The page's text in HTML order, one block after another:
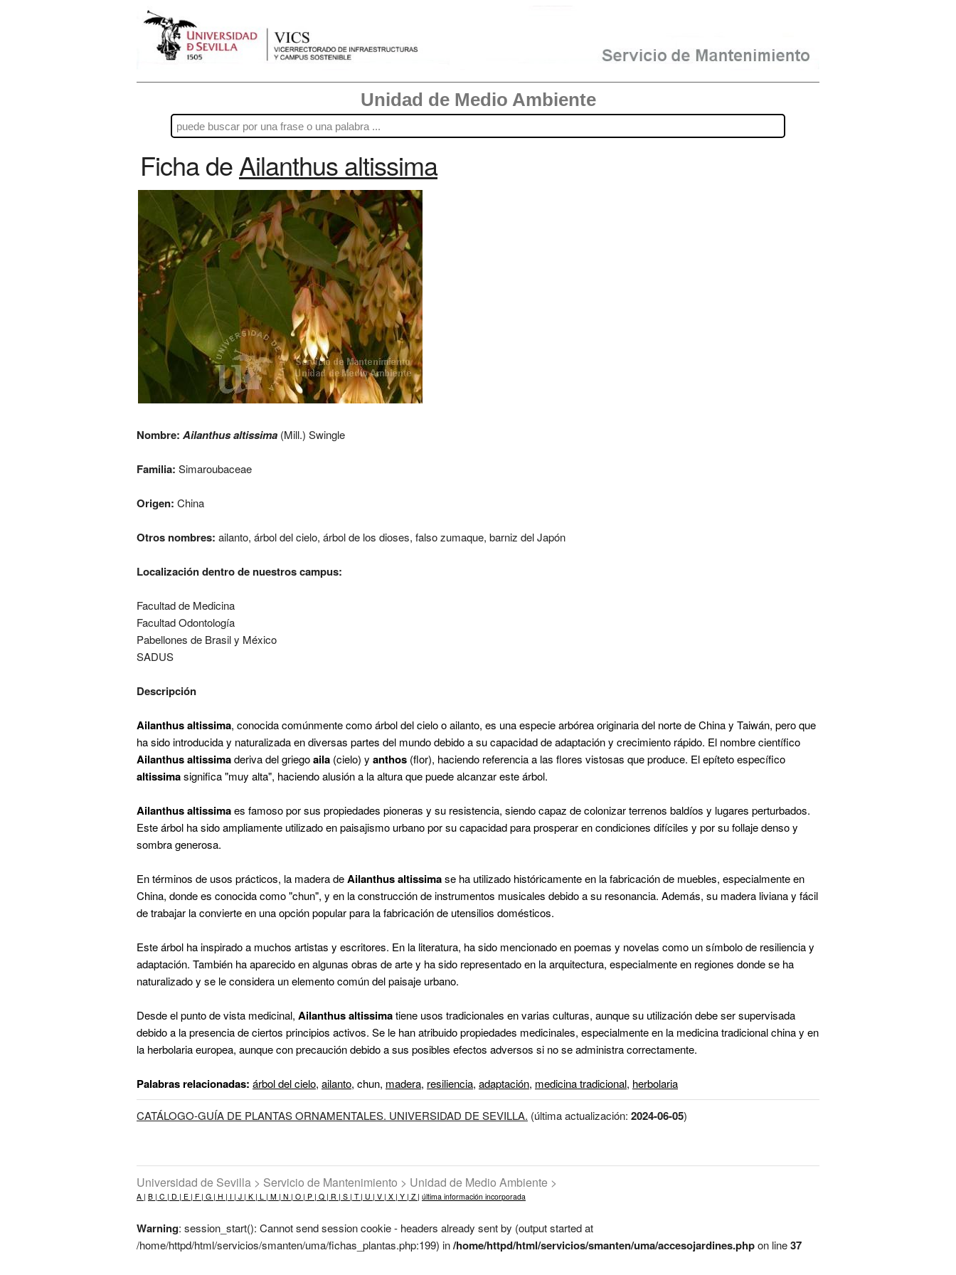
Unidad de Medio Ambiente
Ficha deAilanthus altissima
Nombre: Ailanthus altissima (Mill.) Swingle
Familia: Simaroubaceae
Origen: China
Otros nombres: ailanto, árbol del cielo, árbol de los dioses, falso zumaque, barniz del Japón
Localización dentro de nuestros campus:
Facultad de Medicina
Facultad Odontología
Pabellones de Brasil y México
SADUS
Descripción
Ailanthus altissima, conocida comúnmente como árbol del cielo o ailanto, es una especie arbórea originaria del norte de China y Taiwán, pero que
ha sido introducida y naturalizada en diversas partes del mundo debido a su capacidad de adaptación y crecimiento rápido. El nombre científico
Ailanthus altissimaderiva del griegoaila (cielo) y anthos (flor), haciendo referencia a las flores vistosas que produce. El epíteto específico
altissimasignifica "muy alta", haciendo alusión a la altura que puede alcanzar este árbol.
Ailanthus altissimaes famoso por sus propiedades pioneras y su resistencia, siendo capaz de colonizar terrenos baldíos y lugares perturbados.
Este árbol ha sido ampliamente utilizado en paisajismo urbano por su capacidad para prosperar en condiciones difíciles y por su follaje denso y
sombra generosa.
En términos de usos prácticos, la madera deAilanthus altissimase ha utilizado históricamente en la fabricación de muebles, especialmente en
China, donde es conocida como "chun", y en la construcción de instrumentos musicales debido a su resonancia. Además, su madera liviana y fácil
de trabajar la convierte en una opción popular para la fabricación de utensilios domésticos.
Este árbol ha inspirado a muchos artistas y escritores. En la literatura, ha sido mencionado en poemas y novelas como un símbolo de resiliencia y
adaptación. También ha aparecido en algunas obras de arte y ha sido representado en la arquitectura, especialmente en regiones donde se ha
naturalizado y se le considera un elemento común del paisaje urbano.
Desde el punto de vista medicinal, Ailanthus altissimatiene usos tradicionales en varias culturas, aunque su utilización debe ser supervisada
debido a la presencia de ciertos principios activos. Se le han atribuido propiedades medicinales, especialmente en la medicina tradicional china y en
la herbolaria europea, aunque con precaución debido a sus posibles efectos adversos si no se administra correctamente.
Palabras relacionadas: árbol del cielo, ailanto, chun, madera, resiliencia, adaptación, medicina tradicional, herbolaria
CATÁLOGO-GUÍA DE PLANTAS ORNAMENTALES. UNIVERSIDAD DE SEVILLA. (última actualización: 2024-06-05)
Universidad de Sevilla > Servicio de Mantenimiento > Unidad de Medio Ambiente >
A | B | C | D | E | F | G | H | I | J | K | L | M | N | O | P | Q | R | S | T | U | V | X | Y | Z | última información incorporada
Warning: session_start(): Cannot send session cookie - headers already sent by (output started at
/home/httpd/html/servicios/smanten/uma/fichas_plantas.php:199) in/home/httpd/html/servicios/smanten/uma/accesojardines.phpon line37